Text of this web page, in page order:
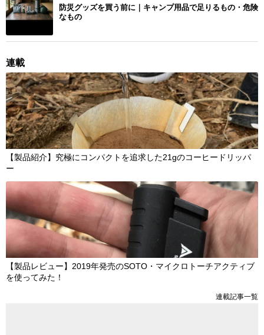
防災グッズを買う前に｜キャンプ用品で足りるもの・危険
なもの
連載
【製品紹介】究極にコンパクトを追求した21gのコーヒードリッパ
ー
【製品レビュー】2019年発売のSOTO・マイクロトーチアクティブ
を使ってみた！
連載記事一覧